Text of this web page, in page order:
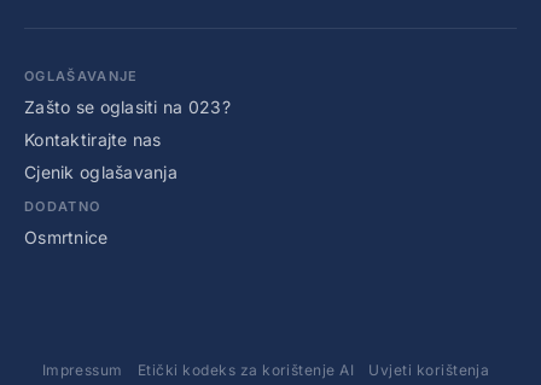
OGLAŠAVANJE
Zašto se oglasiti na 023?
Kontaktirajte nas
Cjenik oglašavanja
DODATNO
Osmrtnice
Impressum Etički kodeks za korištenje AI Uvjeti korištenja